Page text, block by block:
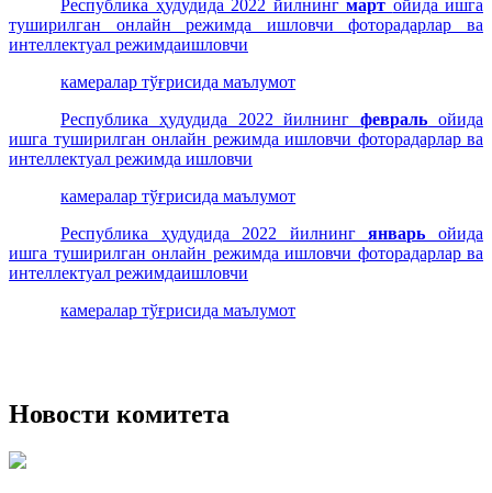
Республика ҳудудида 2022 йилнингмарт ойида ишга
туширилган онлайн режимда ишловчи фоторадарлар ва
интеллектуал режимдаишловчи
камералар тўғрисида маълумот
Республика ҳудудида 2022 йилнингфевраль ойида
ишга туширилган онлайн режимда ишловчи фоторадарлар ва
интеллектуал режимда ишловчи
камералар тўғрисида маълумот
Республика ҳудудида 2022 йилнингянварь ойида
ишга туширилган онлайн режимда ишловчи фоторадарлар ва
интеллектуал режимдаишловчи
камералар тўғрисида маълумот
Новости комитета